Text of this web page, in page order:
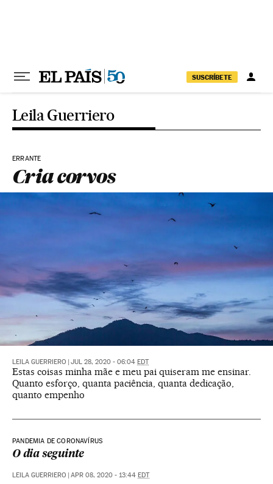
SUSCRÍBETE
Leila Guerriero
ERRANTE
Cria corvos
LEILA GUERRIERO JUL 28, 2020 - 06:04 EDT
Estas coisas minha mãe e meu pai quiseram me ensinar.
Quanto esforço, quanta paciência, quanta dedicação,
quanto empenho
PANDEMIA DE CORONAVÍRUS
O dia seguinte
LEILA GUERRIERO APR 08, 2020 - 13:44 EDT